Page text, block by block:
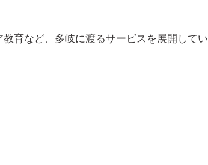
育など、多岐に渡るサービスを展開してい